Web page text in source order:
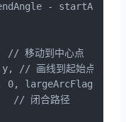
- startAngle
移动到中心点
// 画线到起始点
largeArcFlag, 0,
// 闭合路径